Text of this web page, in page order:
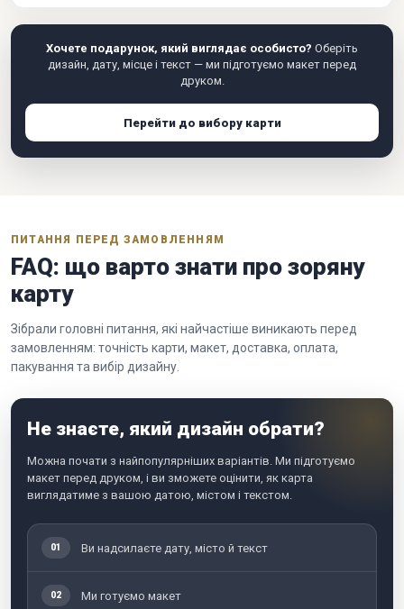
Хочете подарунок, який виглядає особисто? Оберіть
дизайн, дату, місце і текст — ми підготуємо макет перед
друком.
Перейти до вибору карти
ПИТАННЯ ПЕРЕД ЗАМОВЛЕННЯМ
FAQ: що варто знати про зоряну
карту
Зібрали головні питання, які найчастіше виникають перед
замовленням: точність карти, макет, доставка, оплата,
пакування та вибір дизайну.
Не знаєте, який дизайн обрати?
Можна почати з найпопулярніших варіантів. Ми підготуємо
макет перед друком, і ви зможете оцінити, як карта
виглядатиме з вашою датою, містом і текстом.
01 Ви надсилаєте дату, місто й текст
02 Ми готуємо макет